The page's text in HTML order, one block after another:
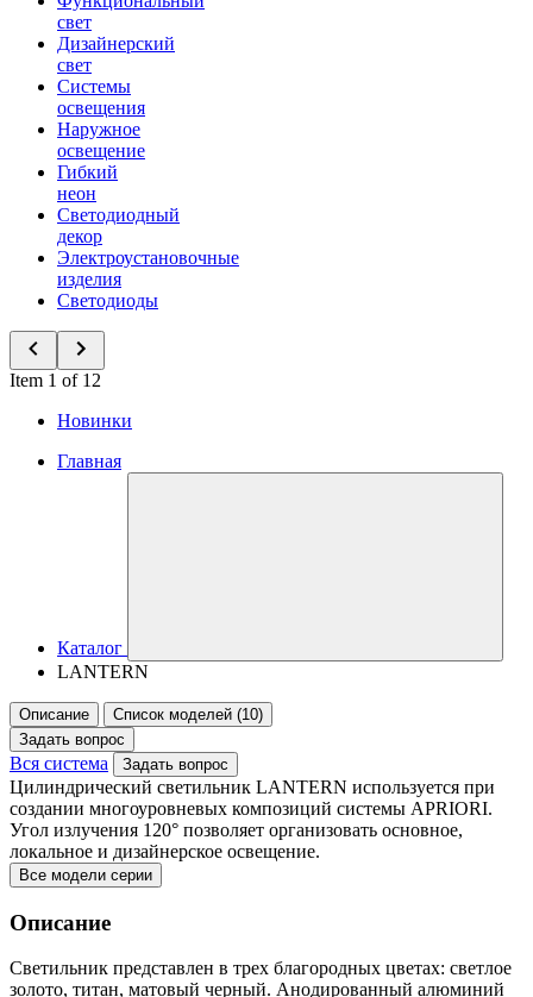
свет
Дизайнерский
свет
Системы
освещения
Наружное
освещение
Гибкий
неон
Светодиодный
декор
Электроустановочные
изделия
Светодиоды
Item 1 of 12
Новинки
Главная
Каталог
LANTERN
Описание
Список моделей (10)
Задать вопрос
Вся система Задать вопрос
Цилиндрический светильник LANTERN используется при
создании многоуровневых композиций системы APRIORI.
Угол излучения 120° позволяет организовать основное,
локальное и дизайнерское освещение.
Все модели серии
Описание
Светильник представлен в трех благородных цветах: светлое
золото, титан, матовый черный. Анодированный алюминий